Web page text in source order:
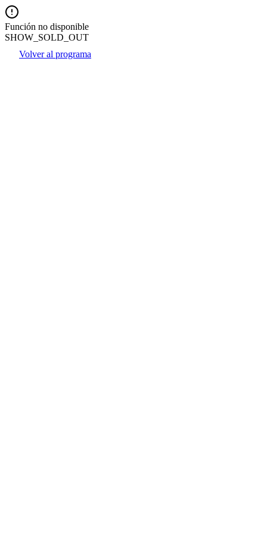
Función no disponible
SHOW_SOLD_OUT
Volver al programa